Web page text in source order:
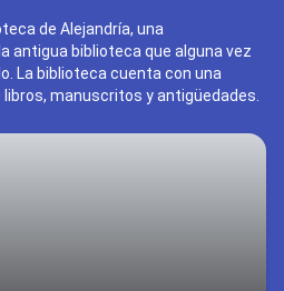
de Alejandría, una
antigua biblioteca que alguna vez
La biblioteca cuenta con una
manuscritos y antigüedades.